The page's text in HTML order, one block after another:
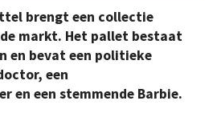
brengt een collectie
markt. Het pallet bestaat
en bevat een politieke
een
en een stemmende Barbie.